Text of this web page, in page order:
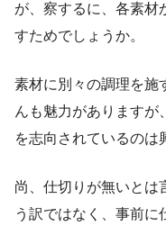
が、察するに、各素材
すためでしょうか。
素材に別々の調理を施
んも魅力がありますが
を志向されているのは
尚、仕切りが無いとは
う訳ではなく、事前に